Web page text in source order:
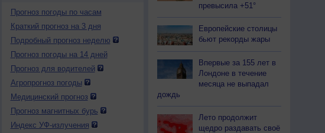
Прогноз погоды по часам
Краткий прогноз на 3 дня
Подробный прогноз неделю
Прогноз погоды на 14 дней
Прогноз для водителей
Агропрогноз погоды
Медицинский прогноз
Прогноз магнитных бурь
Индекс УФ-излучения
превысила +51°
Европейские столицы
бьют рекорды жары
Впервые за 155 лет в
Лондоне в течение
месяца не выпадал
дождь
Лето продолжит
щедро раздавать своё